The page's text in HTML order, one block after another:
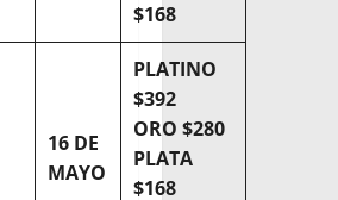
$168
16 DE
MAYO
PLATINO
$392
ORO $280
PLATA
$168